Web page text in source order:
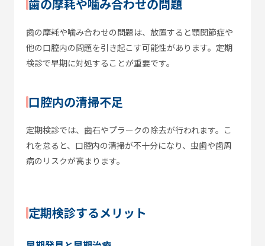
歯の摩耗や噛み合わせの問題
歯の摩耗や噛み合わせの問題は、放置すると顎関節症や
他の口腔内の問題を引き起こす可能性があります。定期
検診で早期に対処することが重要です。
口腔内の清掃不足
定期検診では、歯石やプラークの除去が行われます。こ
れを怠ると、口腔内の清掃が不十分になり、虫歯や歯周
病のリスクが高まります。
定期検診するメリット